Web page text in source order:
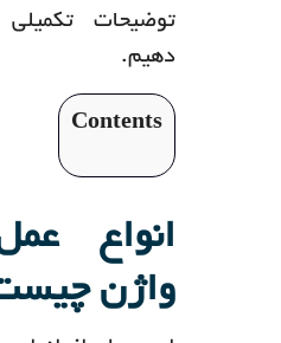
توضیحات
دهیم.
Contents
انواع
واژن